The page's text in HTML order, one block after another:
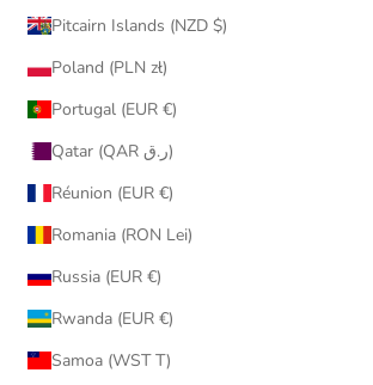
Pitcairn Islands (NZD $)
Poland (PLN zł)
Portugal (EUR €)
Qatar (QAR ر.ق)
Réunion (EUR €)
Romania (RON Lei)
Russia (EUR €)
Rwanda (EUR €)
Samoa (WST T)